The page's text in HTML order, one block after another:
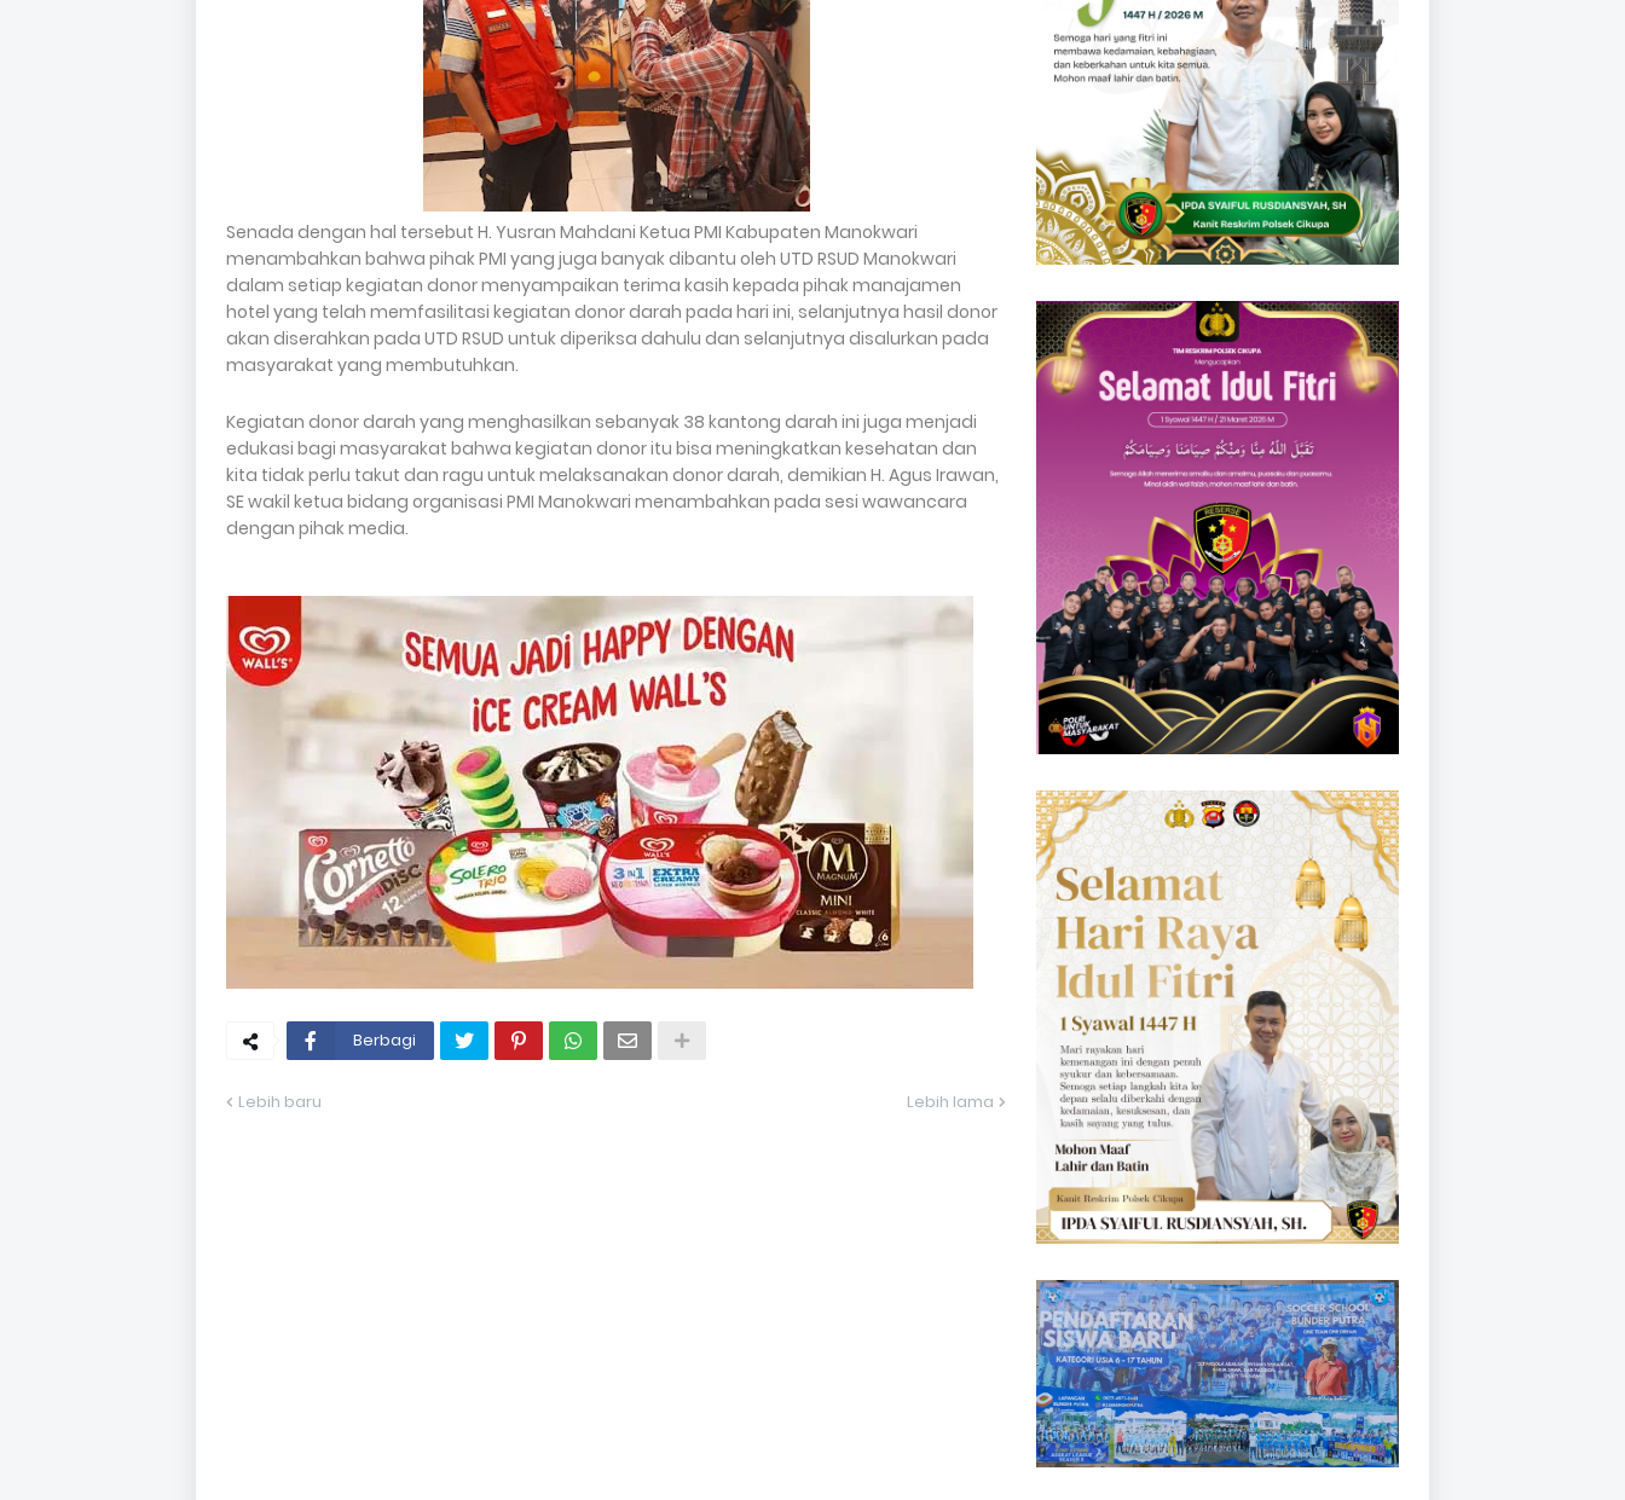
Senada dengan hal tersebut H. Yusran Mahdani Ketua PMI Kabupaten Manokwari
menambahkan bahwa pihak PMI yang juga banyak dibantu oleh UTD RSUD Manokwari
dalam setiap kegiatan donor menyampaikan terima kasih kepada pihak manajamen
hotel yang telah memfasilitasi kegiatan donor darah pada hari ini, selanjutnya hasil donor
akan diserahkan pada UTD RSUD untuk diperiksa dahulu dan selanjutnya disalurkan pada
masyarakat yang membutuhkan.
Kegiatan donor darah yang menghasilkan sebanyak 38 kantong darah ini juga menjadi
edukasi bagi masyarakat bahwa kegiatan donor itu bisa meningkatkan kesehatan dan
kita tidak perlu takut dan ragu untuk melaksanakan donor darah, demikian H. Agus Irawan,
SE wakil ketua bidang organisasi PMI Manokwari menambahkan pada sesi wawancara
dengan pihak media.
Berbagi
Lebih baru Lebih lama